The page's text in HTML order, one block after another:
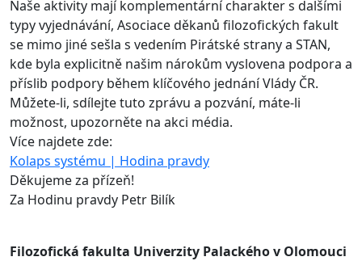
Naše aktivity mají komplementární charakter s dalšími
typy vyjednávání, Asociace děkanů filozofických fakult
se mimo jiné sešla s vedením Pirátské strany a STAN,
kde byla explicitně našim nárokům vyslovena podpora a
příslib podpory během klíčového jednání Vlády ČR.
Můžete-li, sdílejte tuto zprávu a pozvání, máte-li
možnost, upozorněte na akci média.
Více najdete zde:
Kolaps systému | Hodina pravdy
Děkujeme za přízeň!
Za Hodinu pravdy Petr Bilík
Filozofická fakulta Univerzity Palackého v Olomouci